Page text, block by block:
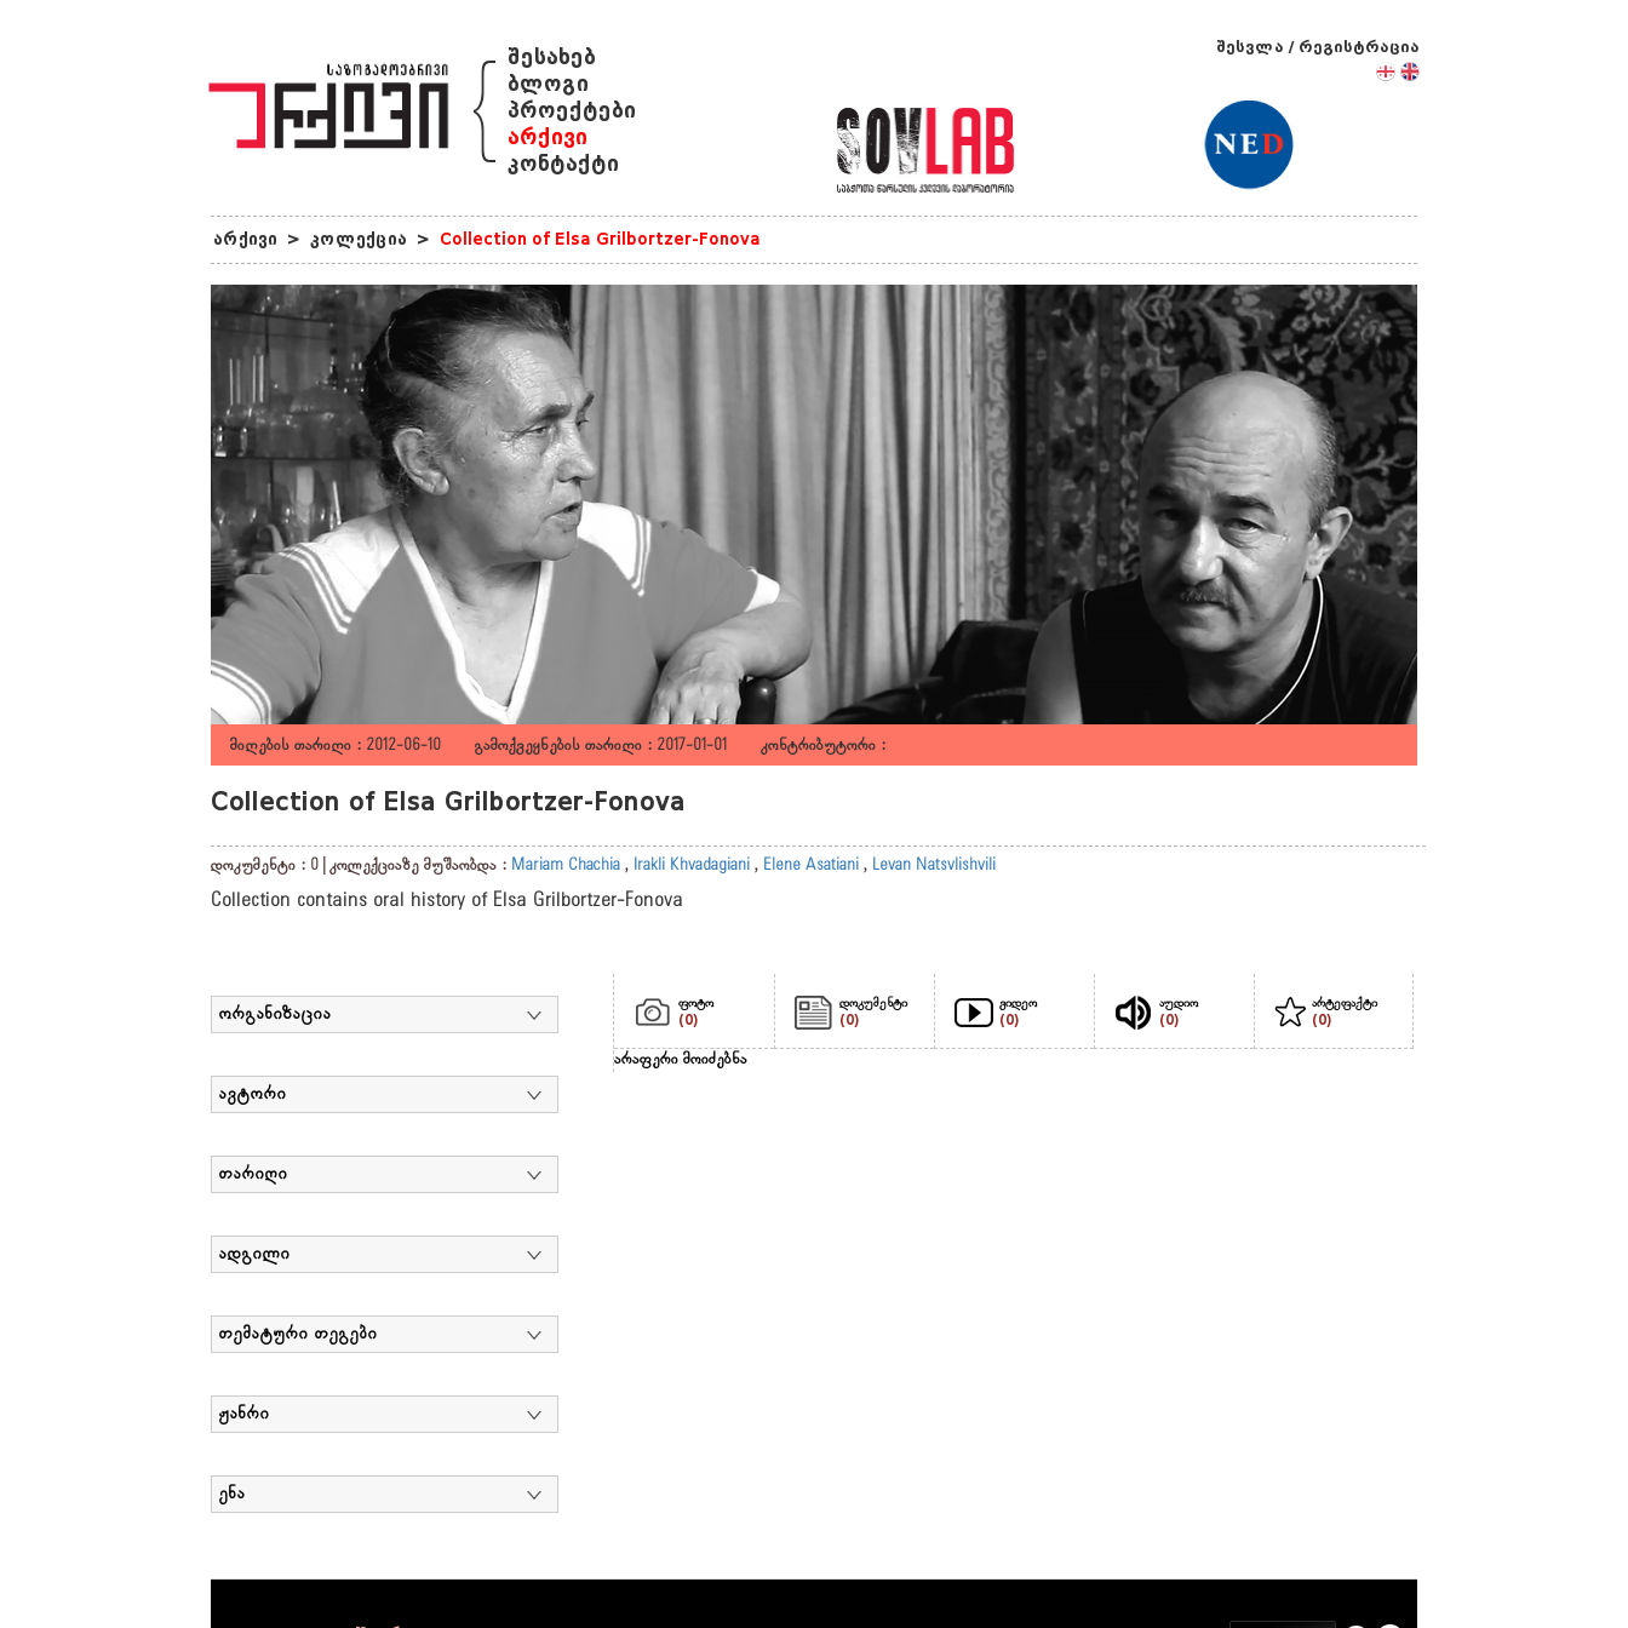
{ შესახებ
ბლოგი
პროექტები
არქივი
კონტაქტი
შესვლა / რეგისტრაცია
არქივი > კოლექცია > Collection of Elsa Grilbortzer-Fonova
მიღების თარიღი : 2012-06-10 გამოქვეყნების თარიღი : 2017-01-01 კონტრიბუტორი :
Collection of Elsa Grilbortzer-Fonova
დოკუმენტი : 0 | კოლექციაზე მუშაობდა : Mariam Chachia , Irakli Khvadagiani , Elene Asatiani , Levan Natsvlishvili
Collection contains oral history of Elsa Grilbortzer-Fonova
ორგანიზაცია
ავტორი
თარიღი
ადგილი
თემატური თეგები
ჟანრი
ენა
ფოტო
(0)
დოკუმენტი
(0)
ვიდეო
(0)
აუდიო
(0)
არტეფაქტი
(0)
არაფერი მოიძებნა